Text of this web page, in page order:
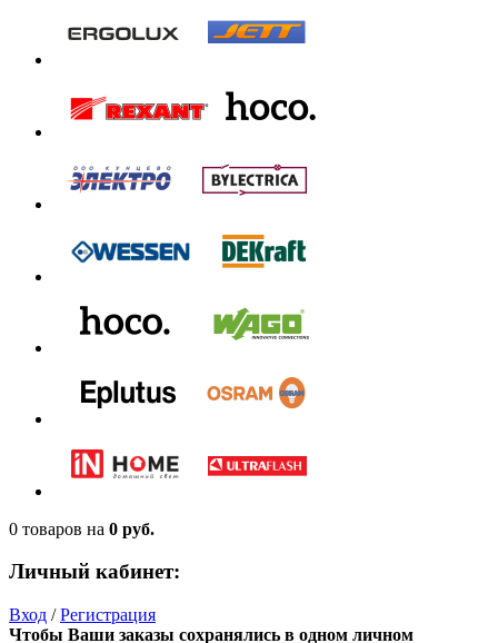
0 товаров на 0 руб.
Личный кабинет:
Вход /Регистрация
Чтобы Ваши заказы сохранялись в одном личном